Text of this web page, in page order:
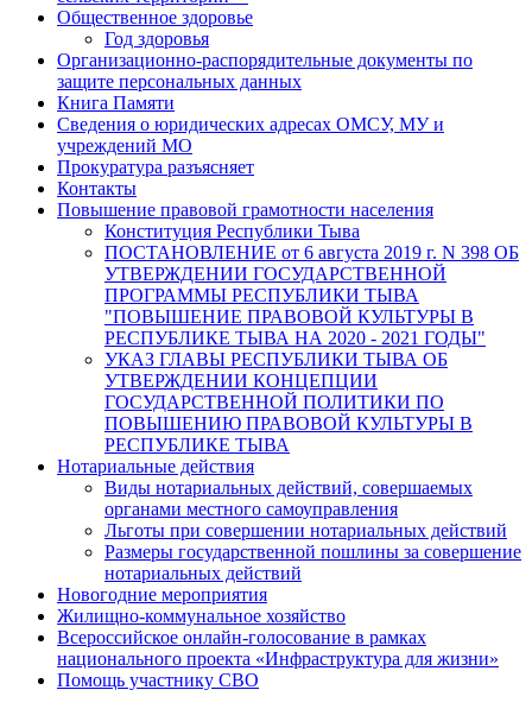
Общественное здоровье
Год здоровья
Организационно-распорядительные документы по
защите персональных данных
Книга Памяти
Сведения о юридических адресах ОМСУ, МУ и
учреждений МО
Прокуратура разъясняет
Контакты
Повышение правовой грамотности населения
Конституция Республики Тыва
ПОСТАНОВЛЕНИЕ от 6 августа 2019 г. N 398 ОБ
УТВЕРЖДЕНИИ ГОСУДАРСТВЕННОЙ
ПРОГРАММЫ РЕСПУБЛИКИ ТЫВА
"ПОВЫШЕНИЕ ПРАВОВОЙ КУЛЬТУРЫ В
РЕСПУБЛИКЕ ТЫВА НА 2020 - 2021 ГОДЫ"
УКАЗ ГЛАВЫ РЕСПУБЛИКИ ТЫВА ОБ
УТВЕРЖДЕНИИ КОНЦЕПЦИИ
ГОСУДАРСТВЕННОЙ ПОЛИТИКИ ПО
ПОВЫШЕНИЮ ПРАВОВОЙ КУЛЬТУРЫ В
РЕСПУБЛИКЕ ТЫВА
Нотариальные действия
Виды нотариальных действий, совершаемых
органами местного самоуправления
Льготы при совершении нотариальных действий
Размеры государственной пошлины за совершение
нотариальных действий
Новогодние мероприятия
Жилищно-коммунальное хозяйство
Всероссийское онлайн-голосование в рамках
национального проекта «Инфраструктура для жизни»
Помощь участнику СВО